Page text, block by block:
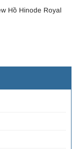
Hồ Hinode Royal